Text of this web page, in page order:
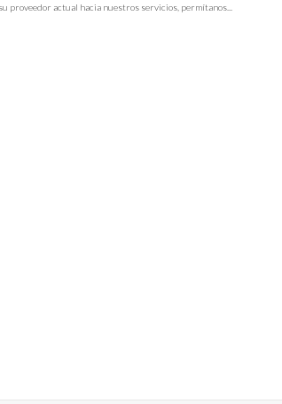
proveedor actual hacia nuestros servicios, permítanos...